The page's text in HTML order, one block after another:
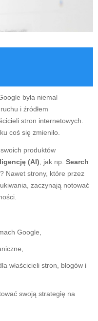
była niemal
i źródłem
stron internetowych.
coś się zmieniło.
produktów
(AI) , jak np. Search
Nawet strony, które przez
zaczynają notować
Google,
właścicieli stron, blogów i
swoją strategię na